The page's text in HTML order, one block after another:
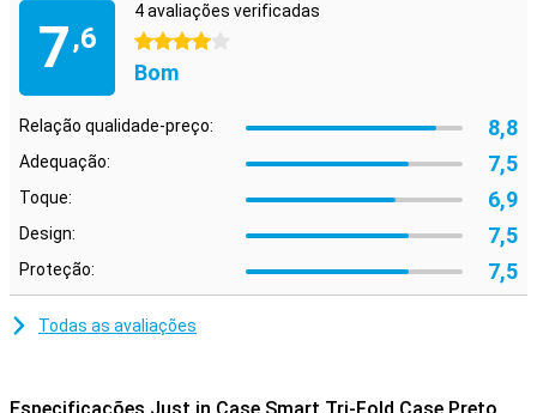
7,6
4 avaliações verificadas
4 estrelas
Bom
Relação qualidade-preço: 8,8
Adequação: 7,5
Toque: 6,9
Design: 7,5
Proteção: 7,5
Todas as avaliações